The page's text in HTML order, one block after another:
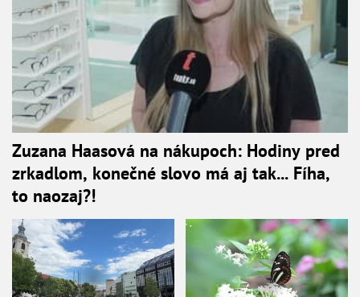
Zuzana Haasová na nákupoch: Hodiny pred
zrkadlom, konečné slovo má aj tak... Fíha,
to naozaj?!